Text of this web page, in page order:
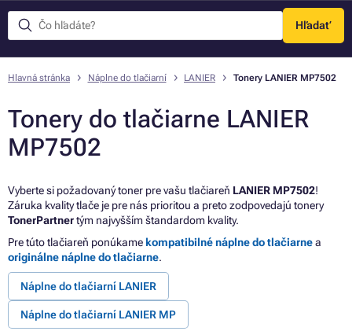
Hľadať
Menu
Hlavná stránka Náplne do tlačiarní LANIER Tonery LANIER MP7502
Tonery do tlačiarne LANIER
MP7502
Vyberte si požadovaný toner pre vašu tlačiareň LANIER MP7502!
Záruka kvality tlače je pre nás prioritou a preto zodpovedajú tonery
TonerPartnertým najvyšším štandardom kvality.
Pre túto tlačiareň ponúkame kompatibilné náplne do tlačiarnea
originálne náplne do tlačiarne.
Náplne do tlačiarní LANIER
Náplne do tlačiarní LANIER MP